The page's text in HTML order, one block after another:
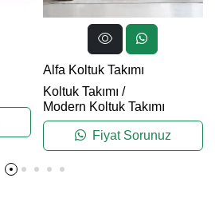
Alfa Koltuk Takımı
Koltuk Takımı /
Modern Koltuk Takımı
Fiyat Sorunuz